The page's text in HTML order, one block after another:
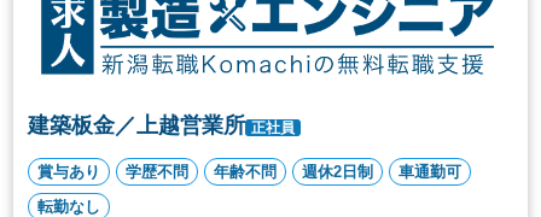
建築板金／上越営業所 正社員
賞与あり 学歴不問 年齢不問 週休2日制
車通勤可
転勤なし